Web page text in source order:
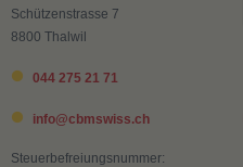
Schützenstrasse 7
8800 Thalwil
044 275 21 71
info@cbmswiss.ch
Steuerbefreiungsnummer: